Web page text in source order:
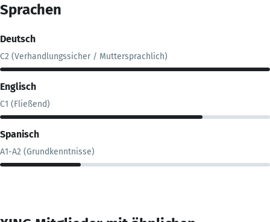
Sprachen
Deutsch
C2 (Verhandlungssicher / Muttersprachlich)
Englisch
C1 (Fließend)
Spanisch
A1-A2 (Grundkenntnisse)